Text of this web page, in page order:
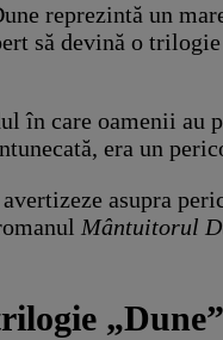
reprezintă un
să devină o
în care oamenii
era un
avertizeze asupra
Mântuitorul
„Dune”